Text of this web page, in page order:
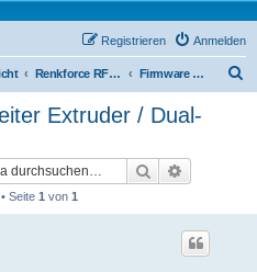
Anmelden
Registrieren
Renkforce RF2000 Forum Firmware / Tweaks
Extruder / Dual-
Suche
Seite 1 von 1